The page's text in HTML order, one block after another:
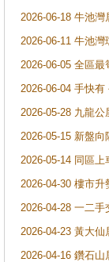
2026-06-18 牛池
2026-06-11 牛池
2026-06-05 全區
2026-06-04 手快
2026-05-28 九龍
2026-05-15 新盤
2026-05-14 同區
2026-04-30 樓市
2026-04-28 一二
2026-04-23 黃大
2026-04-16 鑽石